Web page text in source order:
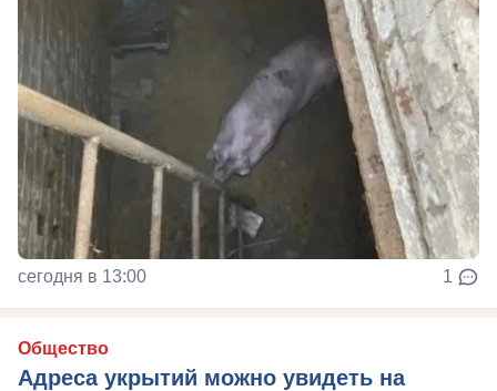
сегодня в 13:00 1
Общество
Адреса укрытий можно увидеть на